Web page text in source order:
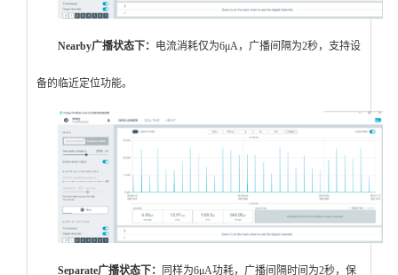
Nearby广播状态下： 电流消耗仅为6μA，广播间隔为2秒，支持设
备的临近定位功能。
Separate广播状态下 ： 同样为6μA功耗，广播间隔时间为2秒，保